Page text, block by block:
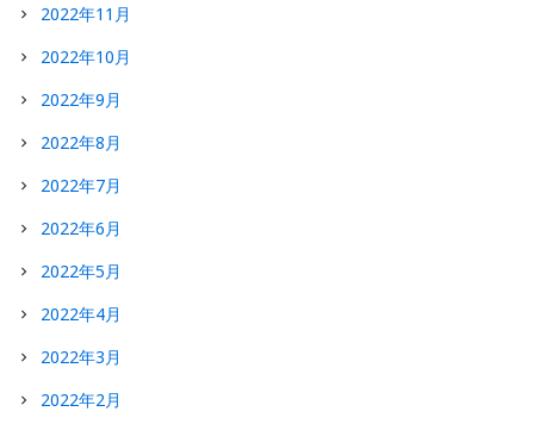
2022年11月
2022年10月
2022年9月
2022年8月
2022年7月
2022年6月
2022年5月
2022年4月
2022年3月
2022年2月